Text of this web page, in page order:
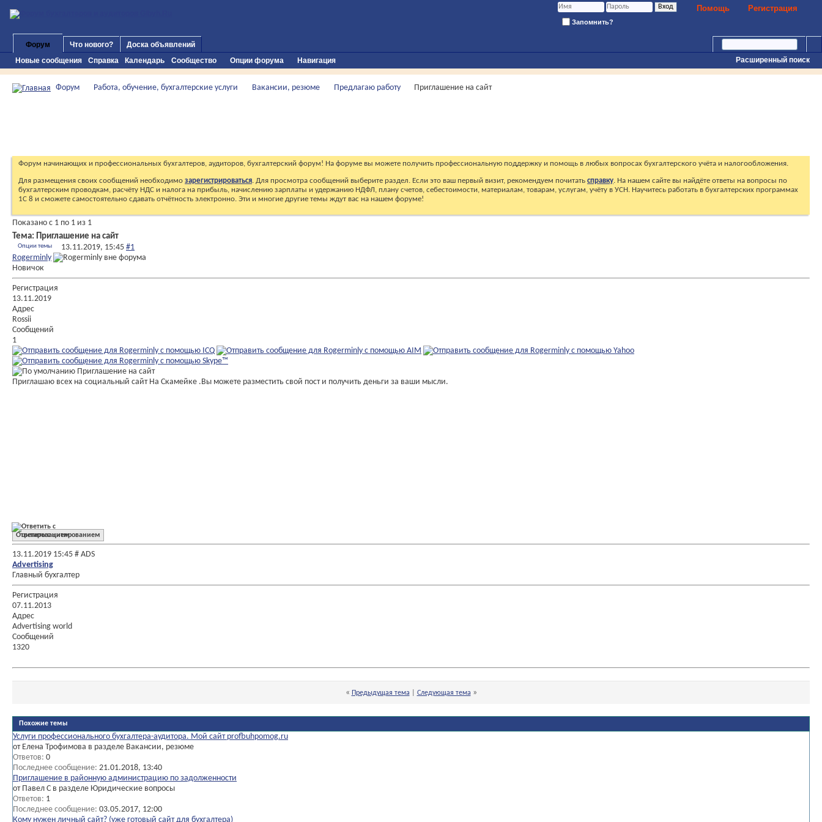
Регистрация
Помощь
Запомнить?
Форум
Новые сообщения
Справка Календарь Сообщество Опции форума Навигация
Что нового?
Доска объявлений
Расширенный поиск
Форум Работа, обучение, бухгалтерские услуги Вакансии, резюме Предлагаю работу Приглашение на сайт
Форум начинающих и профессиональных бухгалтеров, аудиторов, бухгалтерский форум! На форуме вы можете получить профессиональную поддержку и помощь в любых вопросах бухгалтерского учёта и налогообложения.
Для размещения своих сообщений необходимо зарегистрироваться. Для просмотра сообщений выберите раздел. Если это ваш первый визит, рекомендуем почитать справку. На нашем сайте вы найдёте ответы на вопросы по
бухгалтерским проводкам, расчёту НДС и налога на прибыль, начислению зарплаты и удержанию НДФЛ, плану счетов, себестоимости, материалам, товарам, услугам, учёту в УСН. Научитесь работать в бухгалтерских программах
1С 8 и сможете самостоятельно сдавать отчётность электронно. Эти и многие другие темы ждут вас на нашем форуме!
Показано с 1 по 1 из 1
Тема: Приглашение на сайт
Опции темы 13.11.2019, 15:45 #1
Rogerminly
Новичок
Регистрация
13.11.2019
Адрес
Rossii
Сообщений
1
Приглашение на сайт
Приглашаю всех на социальный сайт На Скамейке .Вы можете разместить свой пост и получить деньги за ваши мысли.
Ответить с цитированием
13.11.2019 15:45 # ADS
Advertising
Главный бухгалтер
Регистрация
07.11.2013
Адрес
Advertising world
Сообщений
1320
« Предыдущая тема Следующая тема »
Похожие темы
Услуги профессионального бухгалтера-аудитора. Мой сайт profbuhpomog.ru
от Елена Трофимова в разделе Вакансии, резюме
Ответов: 0
Последнее сообщение: 21.01.2018, 13:40
Приглашение в районную администрацию по задолженности
от Павел С в разделе Юридические вопросы
Ответов: 1
Последнее сообщение: 03.05.2017, 12:00
Кому нужен личный сайт? (уже готовый сайт для бухгалтера)